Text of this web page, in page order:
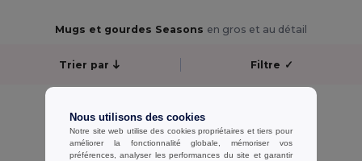
Mugs et gourdes Seasons en gros et au détail
Trier par Filtre ✓
Aucun résultat.
Affichage De Tous Les Produits.
Nous utilisons des cookies
Notre site web utilise des cookies propriétaires et tiers pour
améliorer la fonctionnalité globale, mémoriser vos
préférences, analyser les performances du site et garantir